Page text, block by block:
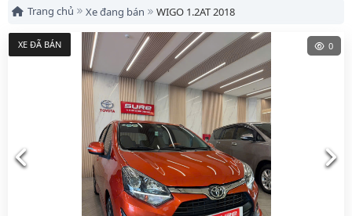
Trang chủ Xe đang bán WIGO 1.2AT 2018
XE ĐÃ BÁN 0